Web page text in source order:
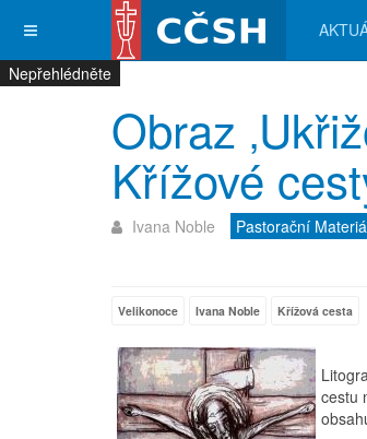
Obraz
Křížové
Ivana Noble Pastorační
Velikonoce Ivana Noble Křížová cesta
cestu
Nepřehlédněte
Nepřehlédněte
Nepřehlédněte
Nepřehlédněte